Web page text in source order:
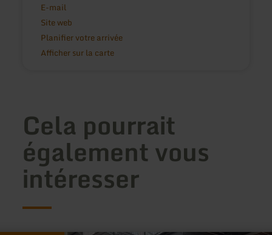
E-mail
Site web
Planifier votre arrivée
Afficher sur la carte
Cela pourrait
également vous
intéresser